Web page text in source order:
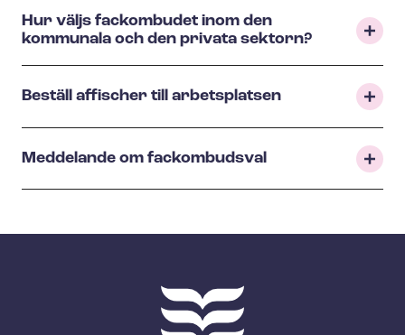
Hur väljs fackombudet inom den
kommunala och den privata sektorn?
Beställ affischer till arbetsplatsen
Meddelande om fackombudsval